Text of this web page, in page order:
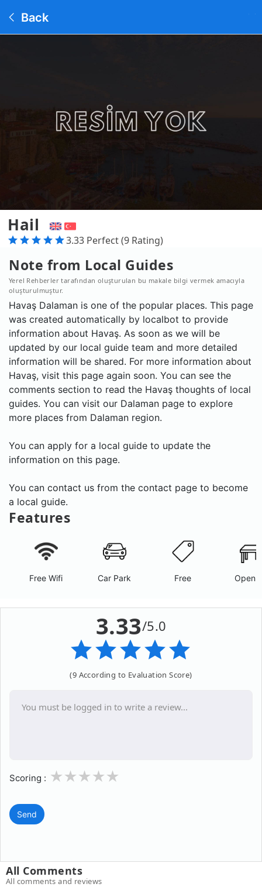
Back
Hail
3.33 Perfect (9 Rating)
Note from Local Guides
Yerel Rehberler tarafından oluşturulan bu makale bilgi vermek amacıyla
oluşturulmuştur.
Havaş Dalaman is one of the popular places. This page
was created automatically by localbot to provide
information about Havaş. As soon as we will be
updated by our local guide team and more detailed
information will be shared. For more information about
Havaş, visit this page again soon. You can see the
comments section to read the Havaş thoughts of local
guides. You can visit our Dalaman page to explore
more places from Dalaman region.
You can apply for a local guide to update the
information on this page.
You can contact us from the contact page to become
a local guide.
Features
Free Wifi Car Park Free Open
3.33/5.0
(9 According to Evaluation Score)
Scoring : 3
2
1
Send
All Comments
All comments and reviews